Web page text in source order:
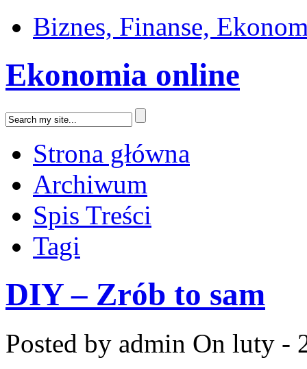
Biznes, Finanse,
Ekonomia online
Strona główna
Archiwum
Spis Treści
Tagi
DIY – Zrób to sam
Posted by admin On luty -